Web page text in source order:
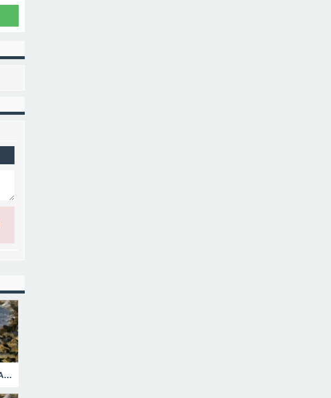
EMEKLİLERE YAŞATILAN CUMHURİYET TARİHİNİN EN BÜYÜK ZULMÜNÜN DERİN ANALİZİ !